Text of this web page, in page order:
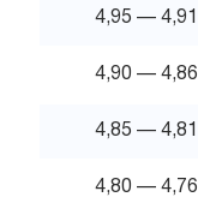
4,95 — 4,91
4,90 — 4,86
4,85 — 4,81
4,80 — 4,76